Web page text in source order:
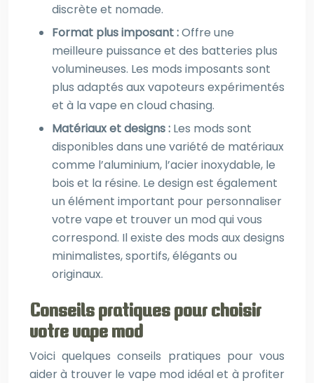
discrète et nomade.
Format plus imposant :Offre une
meilleure puissance et des batteries plus
volumineuses. Les mods imposants sont
plus adaptés aux vapoteurs expérimentés
et à la vape en cloud chasing.
Matériaux et designs : Les mods sont
disponibles dans une variété de matériaux
comme l’aluminium, l’acier inoxydable, le
bois et la résine. Le design est également
un élément important pour personnaliser
votre vape et trouver un mod qui vous
correspond. Il existe des mods aux designs
minimalistes, sportifs, élégants ou
originaux.
Conseils pratiques pour choisir
votre vape mod
Voici quelques conseils pratiques pour vous
aider à trouver le vape mod idéal et à profiter